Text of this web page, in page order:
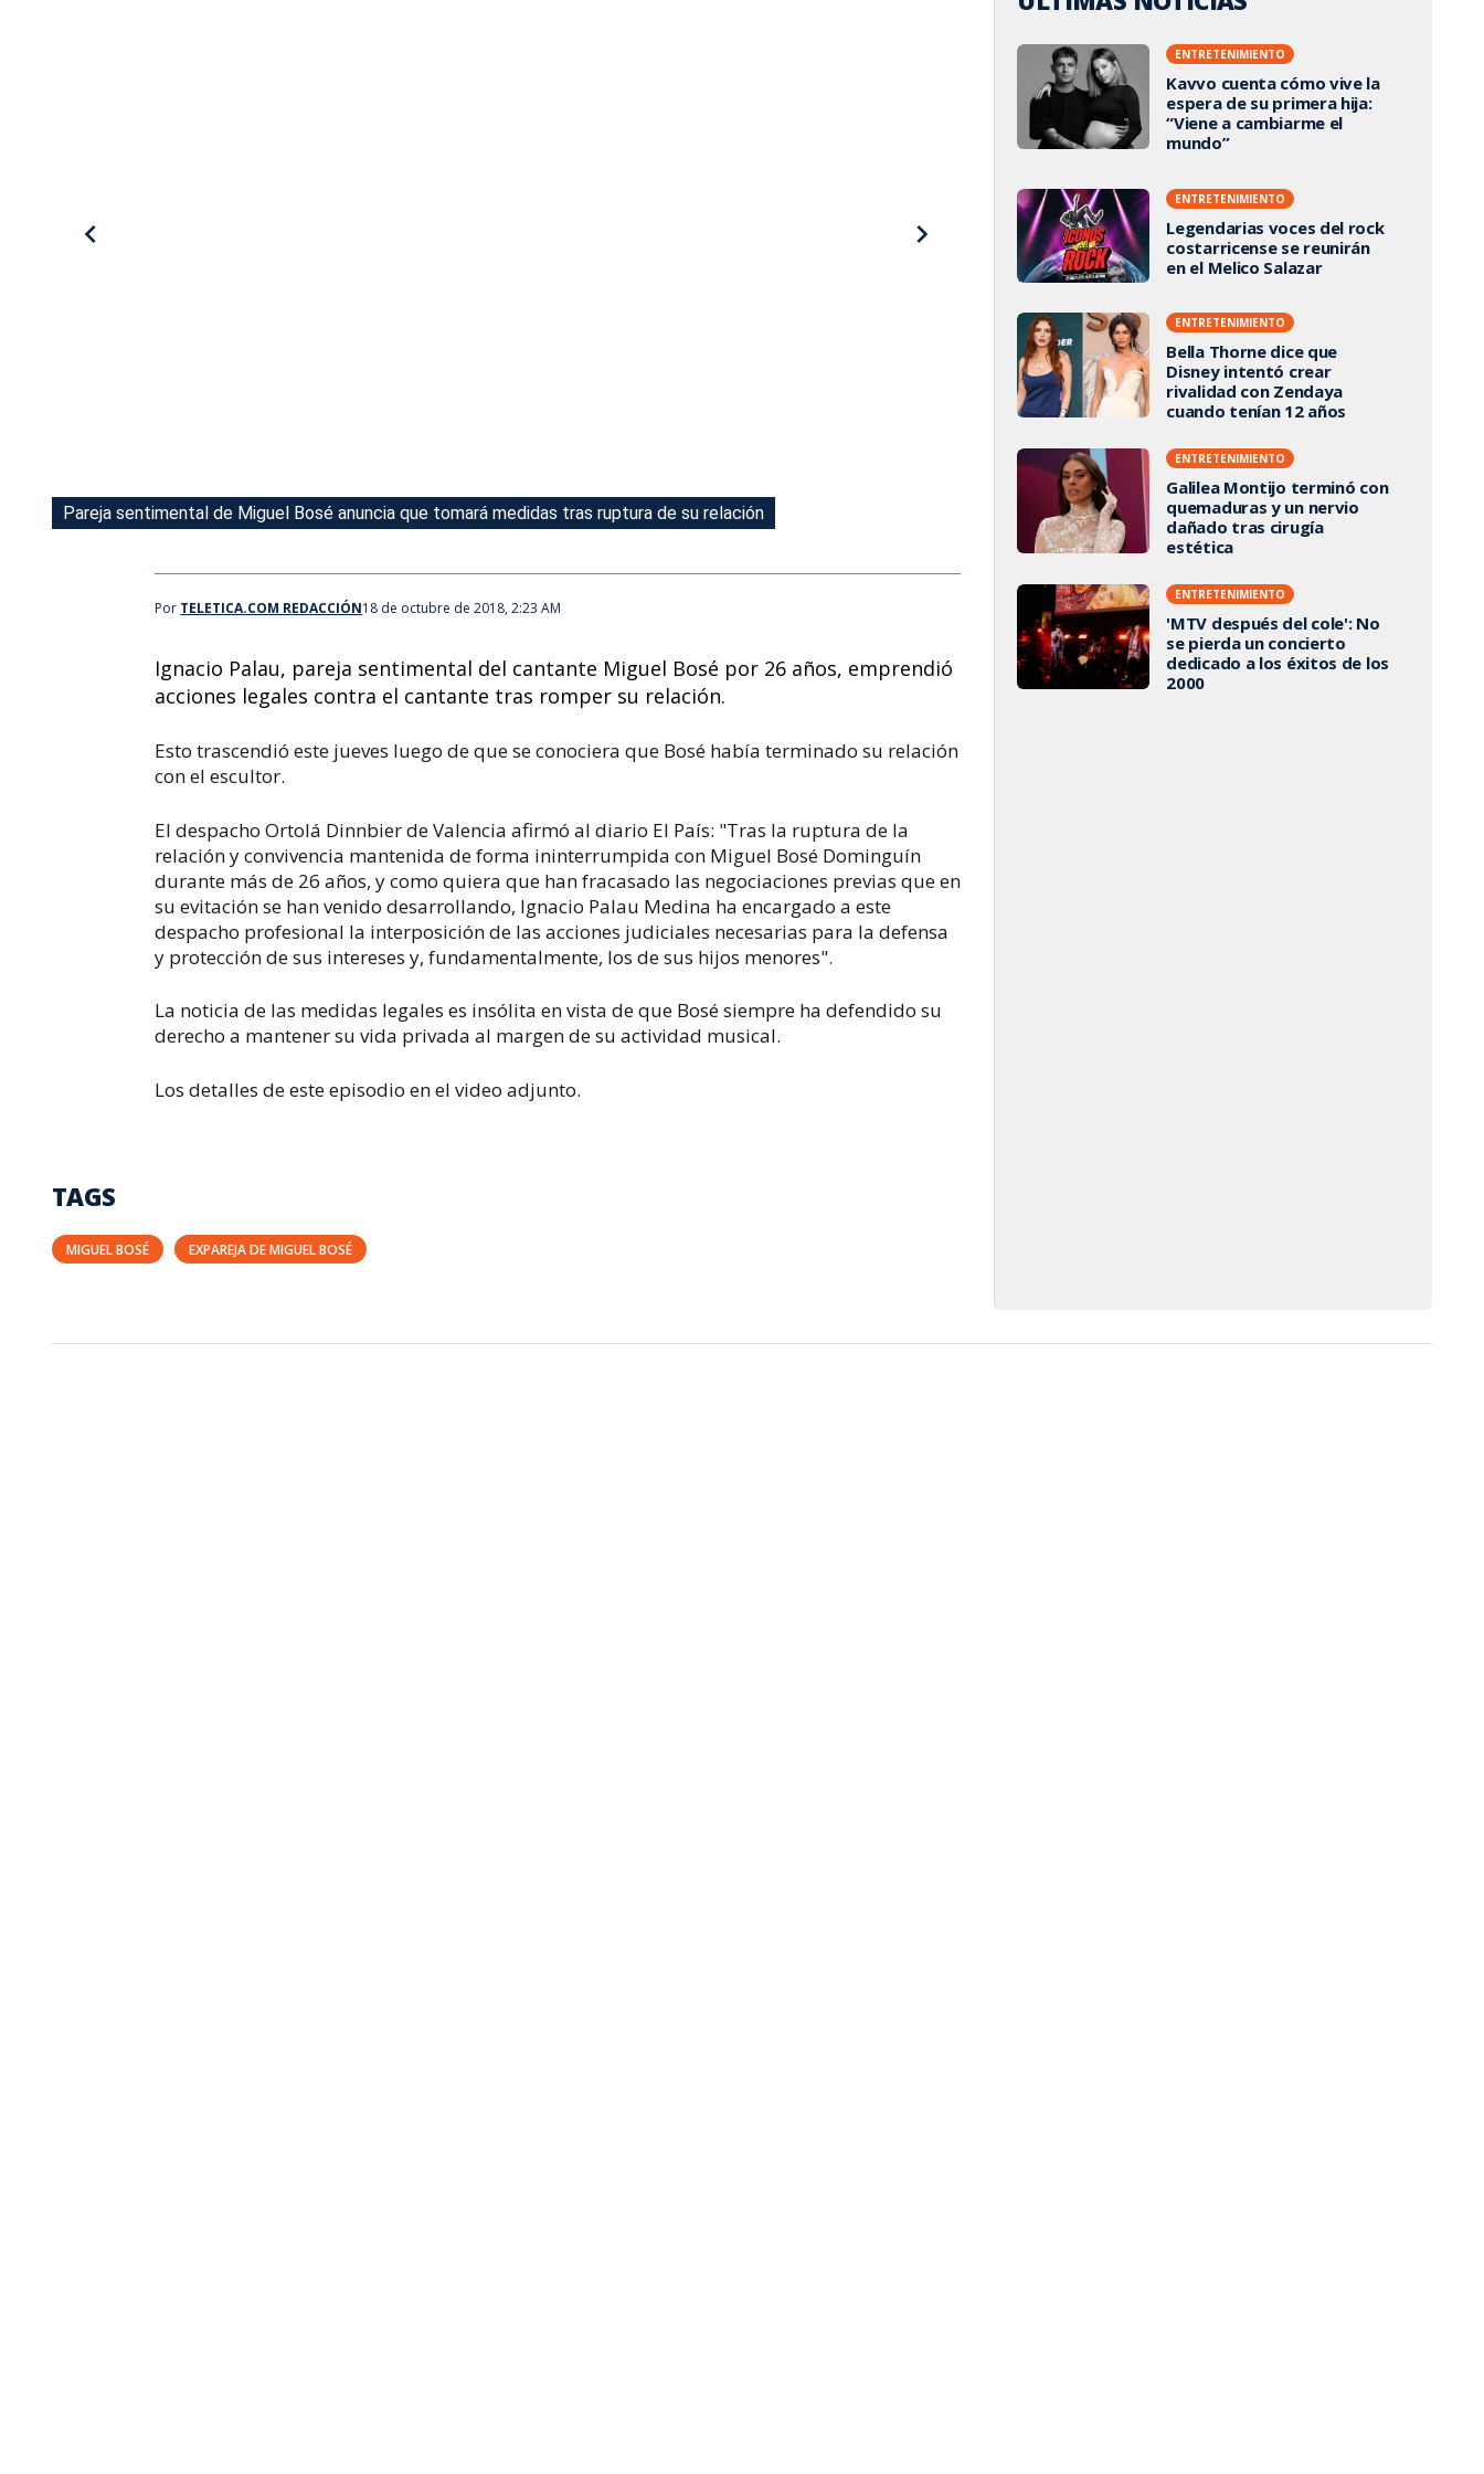
Pareja sentimental de Miguel Bosé anuncia que tomará medidas tras ruptura de su relación
Pareja sentimental de Miguel Bosé anuncia que tomará medidas tras ruptura de su relación
Por TELETICA.COM REDACCIÓN18 de octubre de 2018, 2:23 AM
Ignacio Palau, pareja sentimental del cantante Miguel Bosé por 26 años, emprendió
acciones legales contra el cantante tras romper su relación.
Esto trascendió este jueves luego de que se conociera que Bosé había terminado su relación
con el escultor.
El despacho Ortolá Dinnbier de Valencia afirmó al diario El País: "Tras la ruptura de la
relación y convivencia mantenida de forma ininterrumpida con Miguel Bosé Dominguín
durante más de 26 años, y como quiera que han fracasado las negociaciones previas que en
su evitación se han venido desarrollando, Ignacio Palau Medina ha encargado a este
despacho profesional la interposición de las acciones judiciales necesarias para la defensa
y protección de sus intereses y, fundamentalmente, los de sus hijos menores".
La noticia de las medidas legales es insólita en vista de que Bosé siempre ha defendido su
derecho a mantener su vida privada al margen de su actividad musical.
Los detalles de este episodio en el video adjunto.
TAGS
MIGUEL BOSÉ EXPAREJA DE MIGUEL BOSÉ
ENTRETENIMIENTO
Kavvo cuenta cómo vive la
espera de su primera hija:
“Viene a cambiarme el
mundo”
ENTRETENIMIENTO
Legendarias voces del rock
costarricense se reunirán
en el Melico Salazar
ENTRETENIMIENTO
Bella Thorne dice que
Disney intentó crear
rivalidad con Zendaya
cuando tenían 12 años
ENTRETENIMIENTO
Galilea Montijo terminó con
quemaduras y un nervio
dañado tras cirugía
estética
ENTRETENIMIENTO
'MTV después del cole': No
se pierda un concierto
dedicado a los éxitos de los
2000